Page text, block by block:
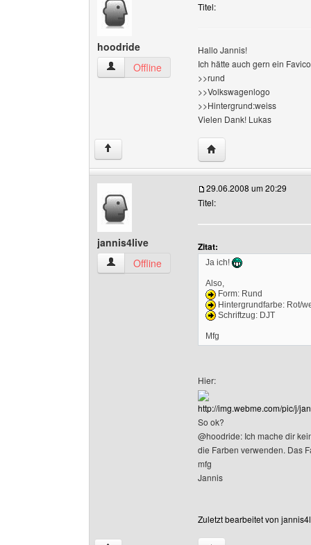
hoodride
hoodride Benutzer-Profile anzeigen
Offline
Titel:
Hallo Jannis!
Ich hätte auch gern ein
>>rund
>>Volkswagenlogo
>>Hintergrund:weiss
Vielen Dank! Lukas
↑ Website dieses
jannis4live
jannis4live Benutzer-Profile anzeigen
Offline
29.06.2008 um 20:29
Titel:
Zitat:
Ja ich!
Also,
Form: Rund
Hintergrundfarbe: Rot/
Schriftzug: DJT
Mfg
Hier:
http://img.webme.com/pic/j/
So ok?
@hoodride: Ich mache dir
die Farben verwenden. Das
mfg
Jannis
Zuletzt bearbeitet von